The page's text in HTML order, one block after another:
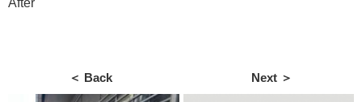
After
＜ Back Next ＞